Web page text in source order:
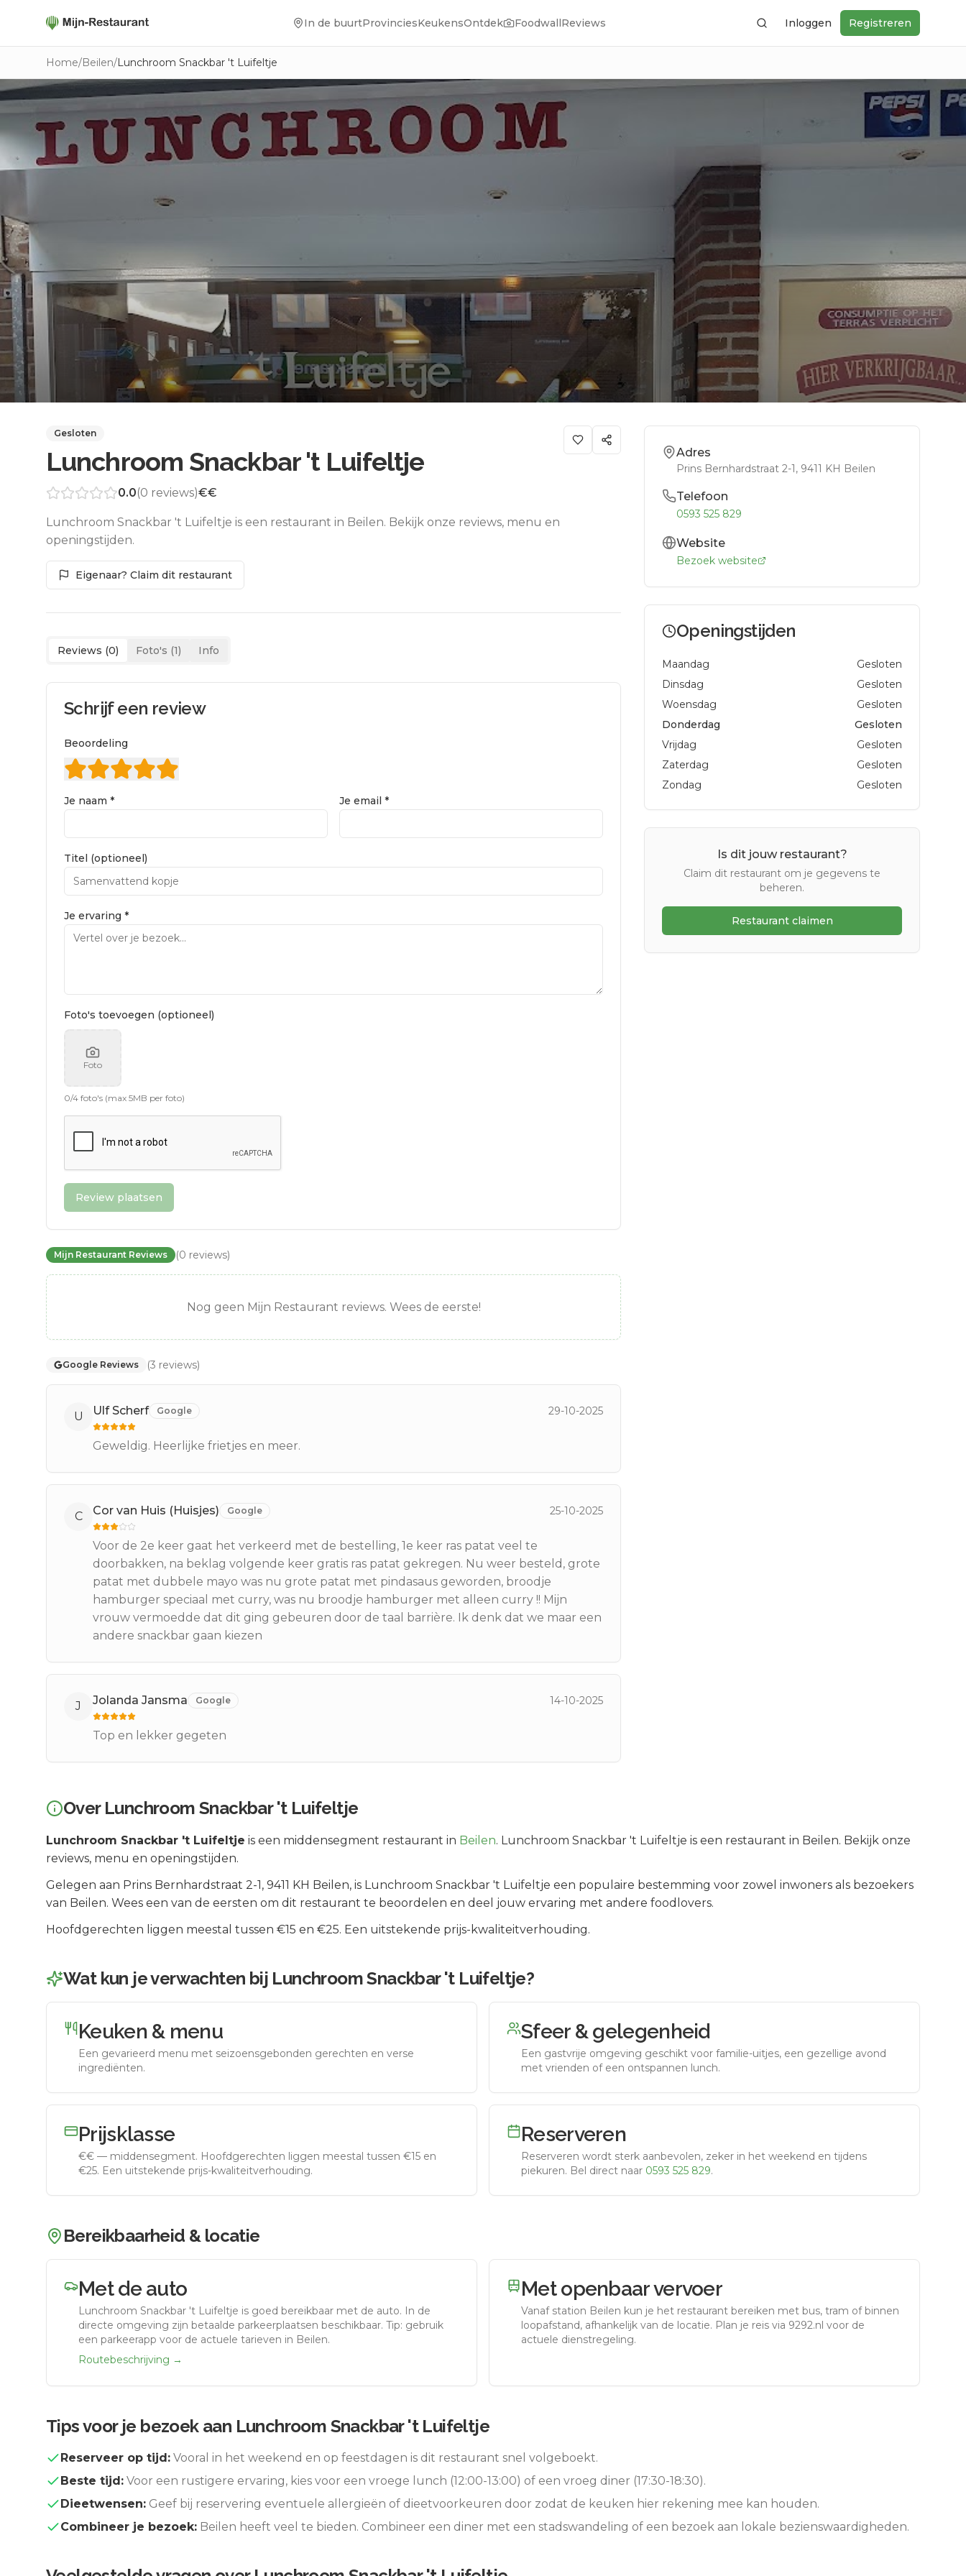
In de buurtProvinciesKeukensOntdek FoodwallReviews ZoekenInloggen Registreren
Home/Beilen/Lunchroom Snackbar 't Luifeltje
Gesloten
Lunchroom Snackbar 't Luifeltje
0.0(0 reviews)€€
Lunchroom Snackbar 't Luifeltje is een restaurant in Beilen. Bekijk onze reviews, menu en
openingstijden.
Eigenaar? Claim dit restaurant
Reviews (0) Foto's (1) Info
Schrijf een review
Beoordeling
Je naam * Je email *
Titel (optioneel)
Je ervaring *
Foto's toevoegen (optioneel)
Foto
0/4 foto's (max 5MB per foto)
Review plaatsen
Mijn Restaurant Reviews (0 reviews)
Nog geen Mijn Restaurant reviews. Wees de eerste!
Google Reviews (3 reviews)
U Ulf Scherf Google 29-10-2025
Geweldig. Heerlijke frietjes en meer.
C Cor van Huis (Huisjes) Google 25-10-2025
Voor de 2e keer gaat het verkeerd met de bestelling, 1e keer ras patat veel te
doorbakken, na beklag volgende keer gratis ras patat gekregen. Nu weer besteld, grote
patat met dubbele mayo was nu grote patat met pindasaus geworden, broodje
hamburger speciaal met curry, was nu broodje hamburger met alleen curry !! Mijn
vrouw vermoedde dat dit ging gebeuren door de taal barrière. Ik denk dat we maar een
andere snackbar gaan kiezen
J Jolanda Jansma Google 14-10-2025
Top en lekker gegeten
Adres
Prins Bernhardstraat 2-1, 9411 KH Beilen
Telefoon
0593 525 829
Website
Bezoek website
Openingstijden
Maandag
Gesloten
Dinsdag
Gesloten
Woensdag
Gesloten
Donderdag
Gesloten
Vrijdag
Gesloten
Zaterdag
Gesloten
Zondag
Gesloten
Is dit jouw restaurant?
Claim dit restaurant om je gegevens te
beheren.
Restaurant claimen
Over Lunchroom Snackbar 't Luifeltje
Lunchroom Snackbar 't Luifeltje is een middensegment restaurant in Beilen. Lunchroom Snackbar 't Luifeltje is een restaurant in Beilen. Bekijk onze
reviews, menu en openingstijden.
Gelegen aan Prins Bernhardstraat 2-1, 9411 KH Beilen, is Lunchroom Snackbar 't Luifeltje een populaire bestemming voor zowel inwoners als bezoekers
van Beilen. Wees een van de eersten om dit restaurant te beoordelen en deel jouw ervaring met andere foodlovers.
Hoofdgerechten liggen meestal tussen €15 en €25. Een uitstekende prijs-kwaliteitverhouding.
Wat kun je verwachten bij Lunchroom Snackbar 't Luifeltje?
Keuken & menu
Een gevarieerd menu met seizoensgebonden gerechten en verse
ingrediënten.
Sfeer & gelegenheid
Een gastvrije omgeving geschikt voor familie-uitjes, een gezellige avond
met vrienden of een ontspannen lunch.
Prijsklasse
€€ — middensegment. Hoofdgerechten liggen meestal tussen €15 en
€25. Een uitstekende prijs-kwaliteitverhouding.
Reserveren
Reserveren wordt sterk aanbevolen, zeker in het weekend en tijdens
piekuren. Bel direct naar 0593 525 829.
Bereikbaarheid & locatie
Met de auto
Lunchroom Snackbar 't Luifeltje is goed bereikbaar met de auto. In de
directe omgeving zijn betaalde parkeerplaatsen beschikbaar. Tip: gebruik
een parkeerapp voor de actuele tarieven in Beilen.
Routebeschrijving →
Met openbaar vervoer
Vanaf station Beilen kun je het restaurant bereiken met bus, tram of binnen
loopafstand, afhankelijk van de locatie. Plan je reis via 9292.nl voor de
actuele dienstregeling.
Tips voor je bezoek aan Lunchroom Snackbar 't Luifeltje
Reserveer op tijd: Vooral in het weekend en op feestdagen is dit restaurant snel volgeboekt.
Beste tijd: Voor een rustigere ervaring, kies voor een vroege lunch (12:00-13:00) of een vroeg diner (17:30-18:30).
Dieetwensen: Geef bij reservering eventuele allergieën of dieetvoorkeuren door zodat de keuken hier rekening mee kan houden.
Combineer je bezoek: Beilen heeft veel te bieden. Combineer een diner met een stadswandeling of een bezoek aan lokale bezienswaardigheden.